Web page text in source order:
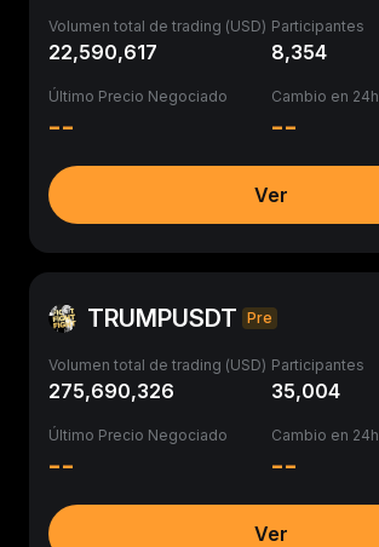
Volumen total de trading (USD)
22,590,617
Participantes
8,354
Último Precio Negociado
--
Cambio en 24h
--
Ver
TRUMPUSDT Pre
Volumen total de trading (USD)
275,690,326
Participantes
35,004
Último Precio Negociado
--
Cambio en 24h
--
Ver